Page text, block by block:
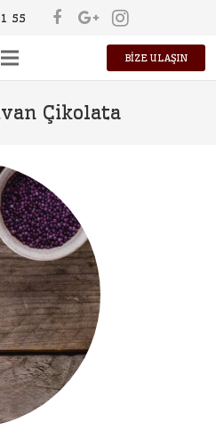
55
BİZE ULAŞIN
Çikolata